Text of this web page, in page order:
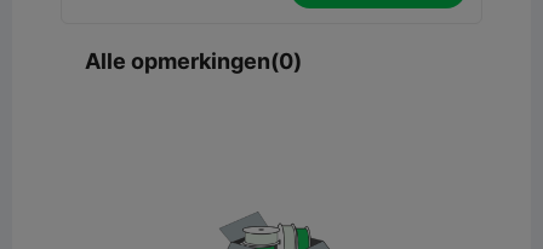
Alle opmerkingen(0)